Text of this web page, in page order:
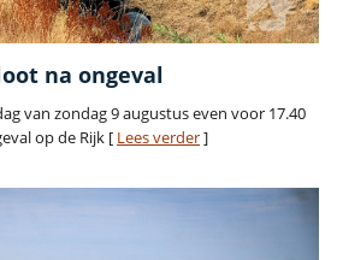
na ongeval
van zondag 9 augustus even voor 17.40
op de Rijk [ Lees verder]